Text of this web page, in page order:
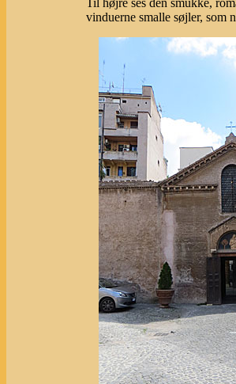
Til højre ses den smukke,
vinduerne smalle søjler, som